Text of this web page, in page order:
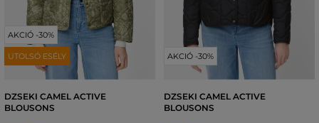
AKCIÓ -30%
UTOLSÓ ESÉLY
DZSEKI CAMEL ACTIVE
BLOUSONS
AKCIÓ -30%
DZSEKI CAMEL ACTIVE
BLOUSONS